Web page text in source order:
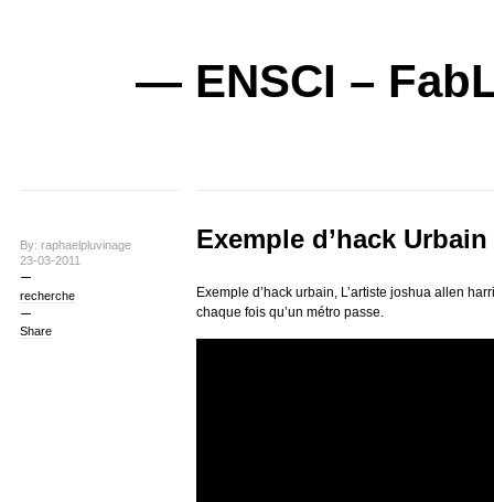
— ENSCI –
By: raphaelpluvinage
23-03-2011
recherche
Share
Exemple d’hack Urbain
Exemple d’hack urbain, L’artiste joshua allen
chaque fois qu’un métro passe.